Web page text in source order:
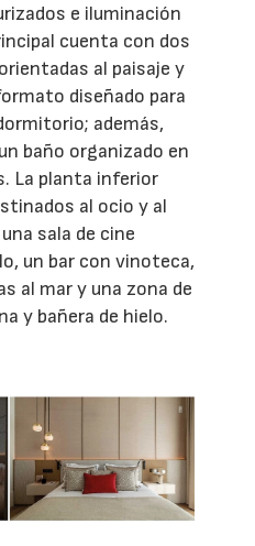
e iluminación
cuenta con dos
al paisaje y
diseñado para
además,
baño organizado en
La planta inferior
al ocio y al
sala de cine
un bar con vinoteca,
al mar y una zona de
y bañera de hielo.